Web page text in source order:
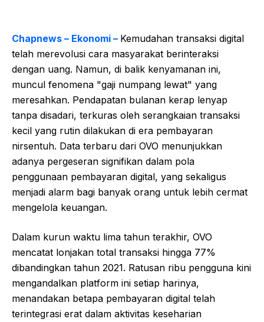
Chapnews – Ekonomi – Kemudahan transaksi digital
telah merevolusi cara masyarakat berinteraksi
dengan uang. Namun, di balik kenyamanan ini,
muncul fenomena "gaji numpang lewat" yang
meresahkan. Pendapatan bulanan kerap lenyap
tanpa disadari, terkuras oleh serangkaian transaksi
kecil yang rutin dilakukan di era pembayaran
nirsentuh. Data terbaru dari OVO menunjukkan
adanya pergeseran signifikan dalam pola
penggunaan pembayaran digital, yang sekaligus
menjadi alarm bagi banyak orang untuk lebih cermat
mengelola keuangan.
Dalam kurun waktu lima tahun terakhir, OVO
mencatat lonjakan total transaksi hingga 77%
dibandingkan tahun 2021. Ratusan ribu pengguna kini
mengandalkan platform ini setiap harinya,
menandakan betapa pembayaran digital telah
terintegrasi erat dalam aktivitas keseharian